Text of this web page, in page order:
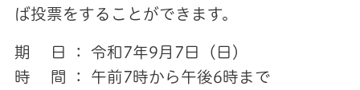
ば投票をすることができます。
期 日 ： 令和7年9月7日（日）
時 間 ： 午前7時から午後6時まで